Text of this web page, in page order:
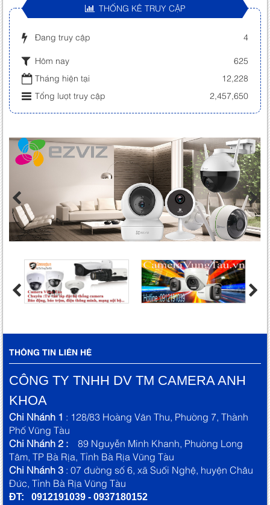
THỐNG KÊ TRUY CẬP
Đang truy cập 4
Hôm nay
625
Tháng hiện tại
12,228
Tổng lượt truy cập
2,457,650
THÔNG TIN LIÊN HỆ
CÔNG TY TNHH DV TM CAMERA ANH
KHOA
Chi Nhánh 1 : 128/83 Hoàng Văn Thu, Phường 7, Thành
Phố Vũng Tàu
Chi Nhánh 2 : 89 Nguyễn Minh Khanh, Phường Long
Tâm, TP Bà Rịa, Tỉnh Bà Rịa Vũng Tàu
Chi Nhánh 3 : 07 đường số 6, xã Suối Nghệ, huyện Châu
Đức, Tỉnh Bà Rịa Vũng Tàu
ĐT: 0912191039 - 0937180152